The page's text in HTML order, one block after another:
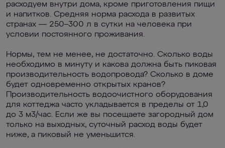
расходуем внутри дома, кроме приготовления пищи
и напитков. Средняя норма расхода в развитых
странах — 250–300 л в сутки на человека при
условии постоянного проживания.
Нормы, тем не менее, не достаточно. Сколько воды
необходимо в минуту и какова должна быть пиковая
производительность водопровода? Сколько в доме
будет одновременно открытых кранов?
Производительность водоочистного оборудования
для коттеджа часто укладывается в пределы от 1,0
до 3 м3/час. Если же вы посещаете загородный дом
только на выходных, суточный расход воды будет
ниже, а пиковый не уменьшится.